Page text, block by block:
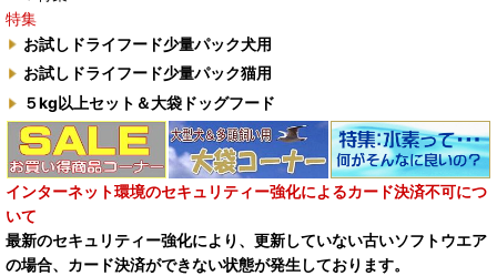
特集
お試しドライフード少量パック犬用
お試しドライフード少量パック猫用
５kg以上セット＆大袋ドッグフード
インターネット環境のセキュリティー強化によるカード決済不可につ
いて
最新のセキュリティー強化により、更新していない古いソフトウエア
の場合、カード決済ができない状態が発生しております。